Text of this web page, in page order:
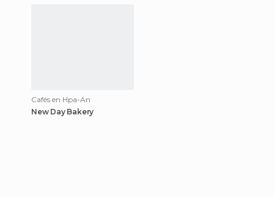
Cafés en Hpa-An
New Day Bakery